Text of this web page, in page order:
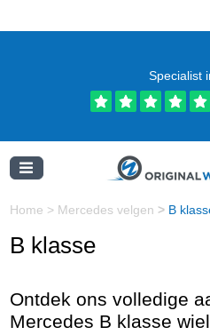
Specialist
Home > Mercedes velgen > B
B klasse
Ontdek ons volledige
Mercedes B klasse